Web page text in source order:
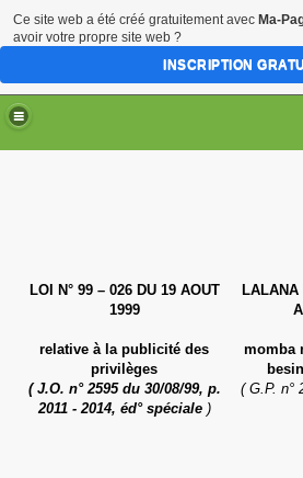
LOI N° 99 – 026 DU 19 AOUT
1999
relative à la publicité des
privilèges
( J.O. n° 2595 du 30/08/99, p.
2011 - 2014, éd° spéciale)
LALANA
momba
( G.P. n°
Ce site web a été créé gratuitement avec Ma-
avoir votre propre site web ?
INSCRIPTION